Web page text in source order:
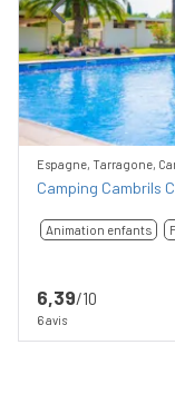
Previous
Espagne, Tarragone,
Camping Cambrils
Animation enfants
6,39/10
6 avis